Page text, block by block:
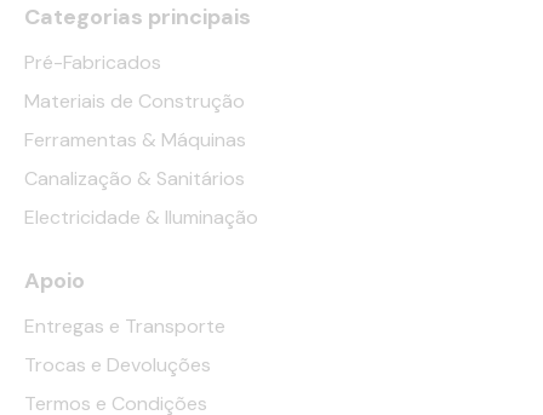
Categorias principais
Pré-Fabricados
Materiais de Construção
Ferramentas & Máquinas
Canalização & Sanitários
Electricidade & Iluminação
Apoio
Entregas e Transporte
Trocas e Devoluções
Termos e Condições